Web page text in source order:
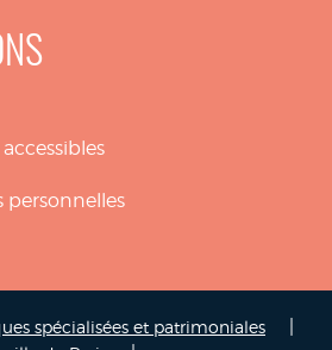
personnelles
spécialisées et patrimoniales